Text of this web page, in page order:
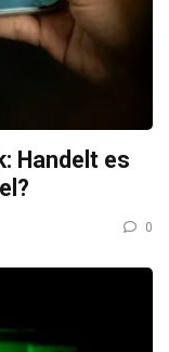
Handelt es
0